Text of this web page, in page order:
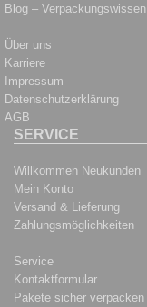
Blog – Verpackungswissen
Über uns
Karriere
Impressum
Datenschutzerklärung
AGB
SERVICE
Willkommen Neukunden
Mein Konto
Versand & Lieferung
Zahlungsmöglichkeiten
Service
Kontaktformular
Pakete sicher verpacken